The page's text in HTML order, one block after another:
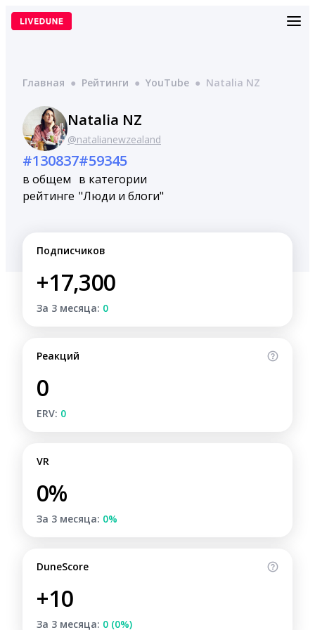
Перейти
Главная ● Рейтинги ● YouTube ● Natalia NZ
Natalia NZ
@natalianewzealand
#130837
в общем
рейтинге
#59345
в категории
"Люди и блоги"
Подписчиков
+17,300
За 3 месяца: 0
Реакций
0
ERV: 0
VR
0%
За 3 месяца: 0%
DuneScore
+10
За 3 месяца: 0 (0%)